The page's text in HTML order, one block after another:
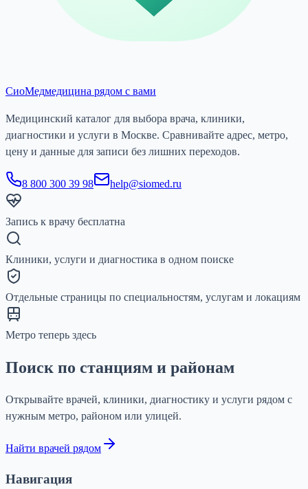
СиоМедмедицина рядом с вами
Медицинский каталог для выбора врача, клиники,
диагностики и услуги в Москве. Сравнивайте адрес, метро,
цену и данные для записи без лишних переходов.
8 800 300 39 98 help@siomed.ru
Запись к врачу бесплатна
Клиники, услуги и диагностика в одном поиске
Отдельные страницы по специальностям, услугам и локациям
Метро теперь здесь
Поиск по станциям и районам
Открывайте врачей, клиники, диагностику и услуги рядом с
нужным метро, районом или улицей.
Найти врачей рядом
Навигация